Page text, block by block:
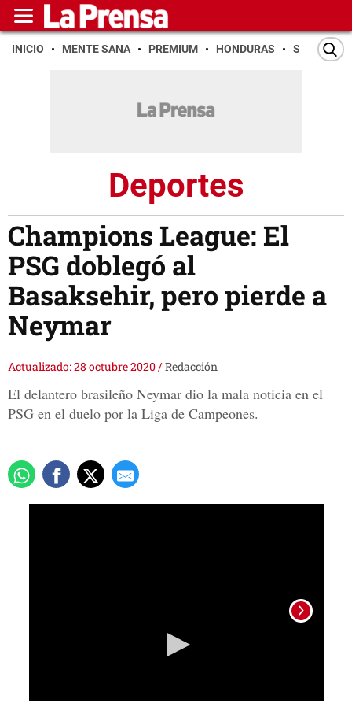
INICIO MENTE SANA PREMIUM HONDURAS SAN PEDRO
Deportes
Champions League: El
PSG doblegó al
Basaksehir, pero pierde a
Neymar
Actualizado: 28 octubre 2020/Redacción
El delantero brasileño Neymar dio la mala noticia en el
PSG en el duelo por la Liga de Campeones.